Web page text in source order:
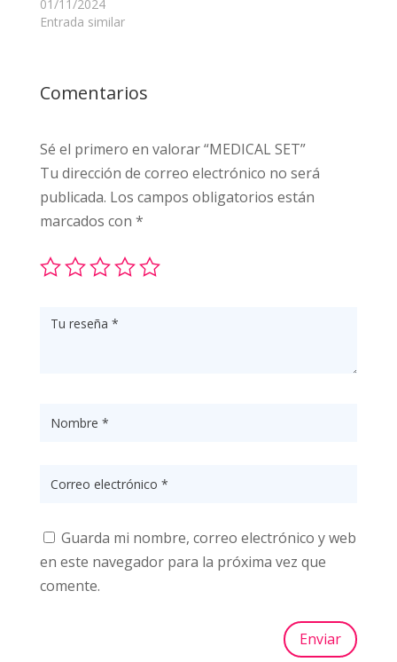
01/11/2024
Entrada similar
Comentarios
Sé el primero en valorar “MEDICAL SET”
Tu dirección de correo electrónico no será
publicada. Los campos obligatorios están
marcados con *
Guarda mi nombre, correo electrónico y web
en este navegador para la próxima vez que
comente.
Enviar